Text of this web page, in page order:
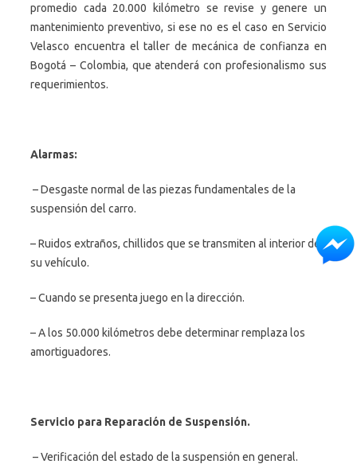
promedio cada 20.000 kilómetro se revise y genere un
mantenimiento preventivo, si ese no es el caso en Servicio
Velasco encuentra el taller de mecánica de confianza en
Bogotá – Colombia, que atenderá con profesionalismo sus
requerimientos.
Alarmas:
– Desgaste normal de las piezas fundamentales de la
suspensión del carro.
– Ruidos extraños, chillidos que se transmiten al interior de
su vehículo.
– Cuando se presenta juego en la dirección.
– A los 50.000 kilómetros debe determinar remplaza los
amortiguadores.
Servicio para Reparación de Suspensión.
– Verificación del estado de la suspensión en general.